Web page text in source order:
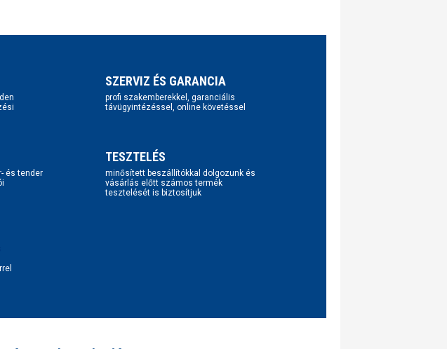
SZERVIZ ÉS GARANCIA
profi szakemberekkel, garanciális
távügyintézéssel, online követéssel
és tender
TESZTELÉS
minősített beszállítókkal dolgozunk és
vásárlás előtt számos termék
tesztelését is biztosítjuk